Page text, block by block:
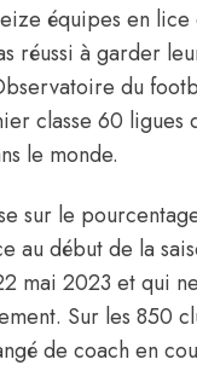
équipes en lice
réussi à garder
du
classe 60 ligues
le monde.
sur le
au début de la
mai 2023 et qui
Sur les 850
de coach en